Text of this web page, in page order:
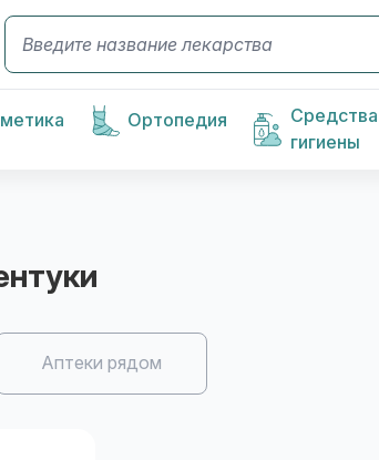
Ортопедия
Средства
гигиены
Аптеки рядом